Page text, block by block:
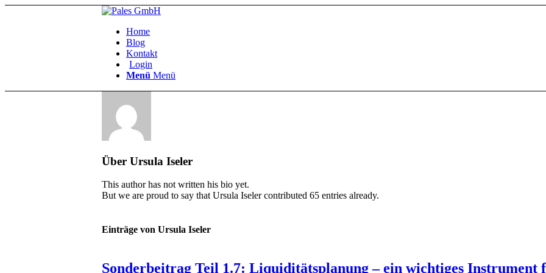
Home
Blog
Kontakt
Login
Menü Menü
Über Ursula Iseler
This author has not written his bio yet.
But we are proud to say thatUrsula Iselercontributed 65 entries already.
Einträge von Ursula Iseler
Sonderbeitrag Teil 1.7: Liquiditätsplanung – ein wichtiges Instrument